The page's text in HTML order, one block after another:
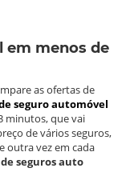
em menos de
as ofertas de
seguro automóvel
minutos, que vai
de vários seguros,
outra vez em cada
seguros auto